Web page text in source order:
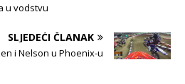
u vodstvu
SLJEDEĆI ČLANAK
i Nelson u Phoenix-u